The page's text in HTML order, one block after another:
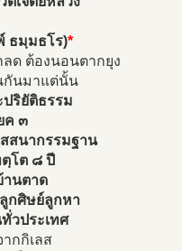
ธมฺมธโร)*
ด ต้องนอนตากยุง
กันมาแต่นั้น
ริยัติธรรม
ค ๓
สนากรรมฐาน
โต ๘ ปี
านตาด
กศิษย์ลูกหา
วประเทศ
กกิเลส